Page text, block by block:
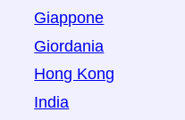
Giappone
Giordania
Hong Kong
India